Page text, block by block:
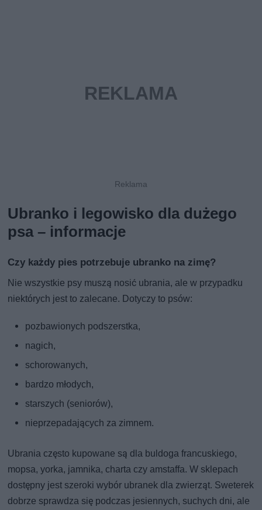
Ubranko i legowisko dla dużego
psa – informacje
Czy każdy pies potrzebuje ubranko na zimę?
Nie wszystkie psy muszą nosić ubrania, ale w przypadku
niektórych jest to zalecane. Dotyczy to psów:
pozbawionych podszerstka,
nagich,
schorowanych,
bardzo młodych,
starszych (seniorów),
nieprzepadających za zimnem.
Ubrania często kupowane są dla buldoga francuskiego,
mopsa, yorka, jamnika, charta czy amstaffa. W sklepach
dostępny jest szeroki wybór ubranek dla zwierząt. Sweterek
dobrze sprawdza się podczas jesiennych, suchych dni, ale